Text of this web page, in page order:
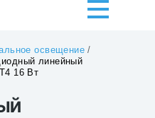
освещение /
линейный
16 Вт